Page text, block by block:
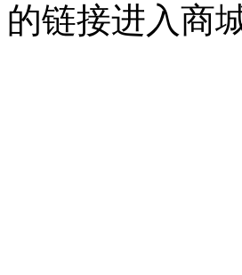
的链接进入商